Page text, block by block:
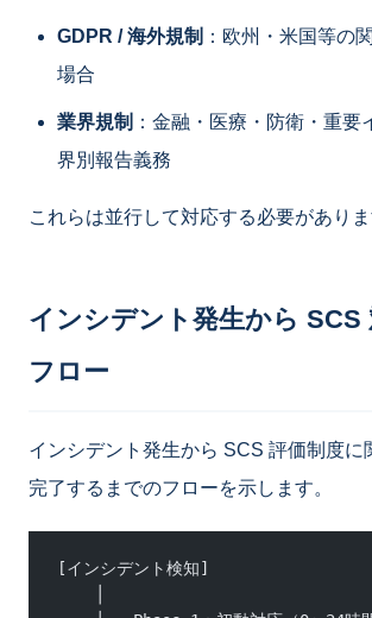
GDPR / 海外規制 ：欧州・米国等の
場合
業界規制 ：金融・医療・防衛・重要
界別報告義務
これらは並行して対応する必要がありま
インシデント発生から SCS
フロー
インシデント発生から SCS 評価制度に
完了するまでのフローを示します。
[インシデント検知]